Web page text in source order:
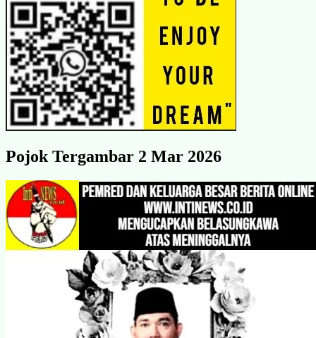
Pojok Tergambar 2 Mar 2026